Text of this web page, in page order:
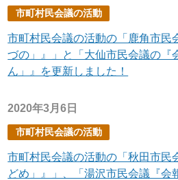
市町村民会議の活動
市町村民会議の活動の「鹿角市民
づの」』」と「大仙市民会議の『
ん」』を更新しました！
2020年3月6日
市町村民会議の活動
市町村民会議の活動の「秋田市民
どめ」』」、「湯沢市民会議『会